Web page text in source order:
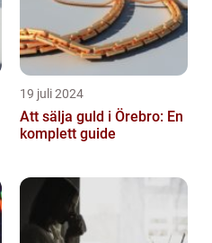
19 juli 2024
Att sälja guld i Örebro: En
komplett guide